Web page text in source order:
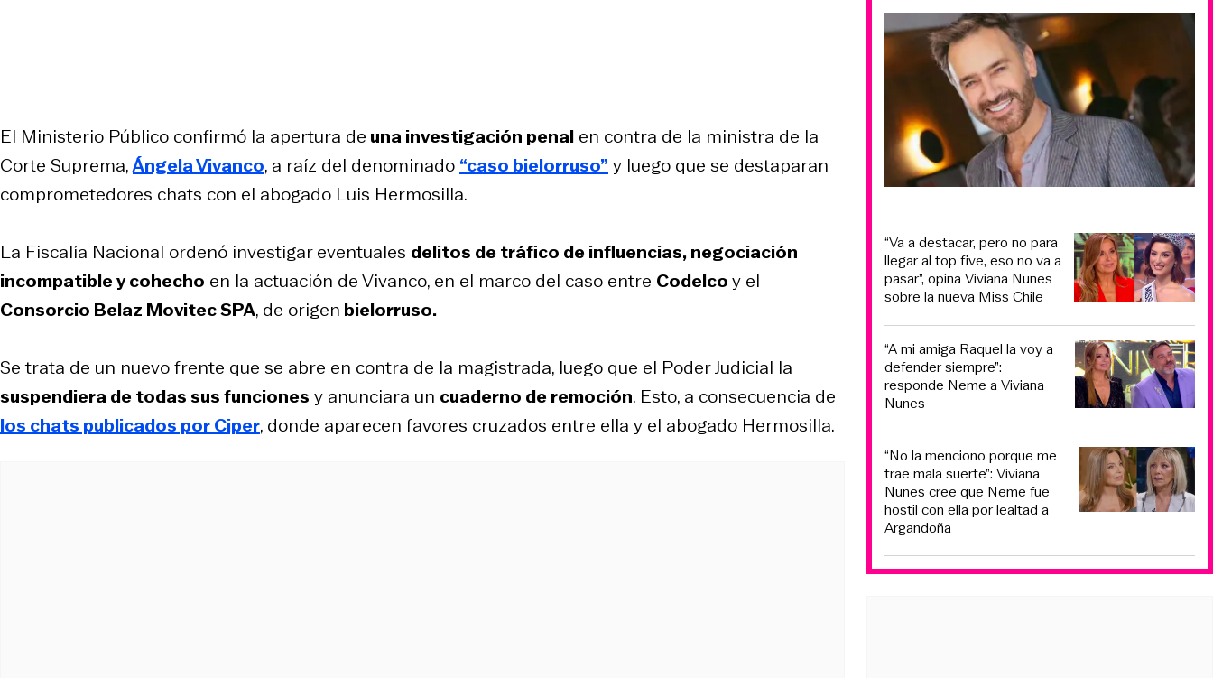
El Ministerio Público confirmó la apertura de una investigación penal en contra de la ministra de la
Corte Suprema,Ángela Vivanco, a raíz del denominado “caso bielorruso” y luego que se destaparan
comprometedores chats con el abogado Luis Hermosilla.
La Fiscalía Nacional ordenó investigar eventuales delitos de tráfico de influencias, negociación
incompatible y cohecho en la actuación de Vivanco, en el marco del caso entre Codelcoy el
Consorcio Belaz Movitec SPA, de origen bielorruso.
Se trata de un nuevo frente que se abre en contra de la magistrada, luego que el Poder Judicial la
suspendiera de todas sus funciones y anunciara un cuaderno de remoción. Esto, a consecuencia de
los chats publicados por Ciper, donde aparecen favores cruzados entre ella y el abogado Hermosilla.
“Va a destacar, pero no para
llegar al top five, eso no va a
pasar”, opina Viviana Nunes
sobre la nueva Miss Chile
“A mi amiga Raquel la voy a
defender siempre”:
responde Neme a Viviana
Nunes
“No la menciono porque me
trae mala suerte”: Viviana
Nunes cree que Neme fue
hostil con ella por lealtad a
Argandoña